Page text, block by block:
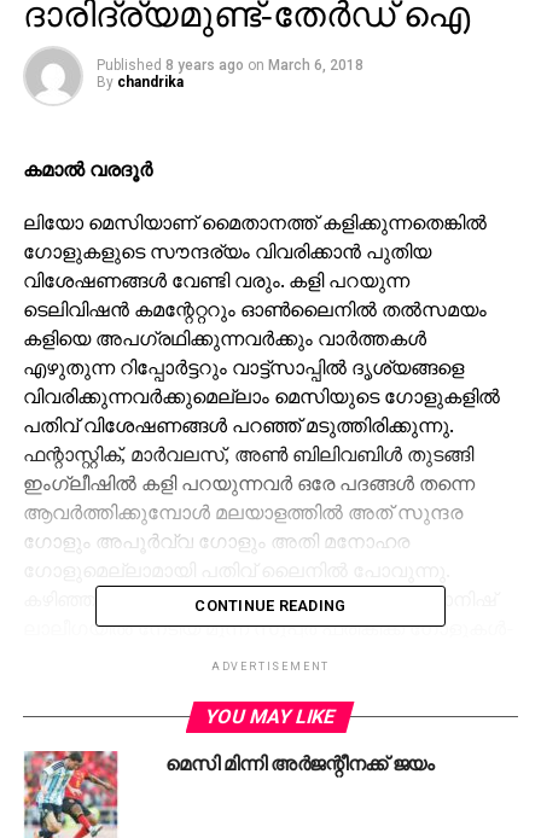
ദാരിദ്ര്യമുണ്ട്-തേര്‍ഡ് ഐ
Published 8 years ago on March 6, 2018
By chandrika
കമാല്‍ വരദൂര്‍
ലിയോ മെസിയാണ് മൈതാനത്ത് കളിക്കുന്നതെങ്കില്‍
ഗോളുകളുടെ സൗന്ദര്യം വിവരിക്കാന്‍ പുതിയ
വിശേഷണങ്ങള്‍ വേണ്ടി വരും. കളി പറയുന്ന
ടെലിവിഷന്‍ കമന്റേറ്ററും ഓണ്‍ലൈനില്‍ തല്‍സമയം
കളിയെ അപഗ്രഥിക്കുന്നവര്‍ക്കും വാര്‍ത്തകള്‍
എഴുതുന്ന റിപ്പോര്‍ട്ടറും വാട്ട്‌സാപ്പില്‍ ദൃശ്യങ്ങളെ
വിവരിക്കുന്നവര്‍ക്കുമെല്ലാം മെസിയുടെ ഗോളുകളില്‍
പതിവ് വിശേഷണങ്ങള്‍ പറഞ്ഞ് മടുത്തിരിക്കുന്നു.
ഫന്റാസ്റ്റിക്, മാര്‍വലസ്, അണ്‍ ബിലിവബിള്‍ തുടങ്ങി
ഇംഗ്ലീഷില്‍ കളി പറയുന്നവര്‍ ഒരേ പദങ്ങള്‍ തന്നെ
ആവര്‍ത്തിക്കുമ്പോള്‍ മലയാളത്തില്‍ അത് സുന്ദര
ഗോളും അപൂര്‍വ്വ ഗോളും അതി മനോഹര
കഴിഞ്ഞ ഒരാഴ്ച്ച മാത്രം എടുക്കു-അദ്ദേഹം സ്പാനിഷ്
ലാലീഗയില്‍ നേടിയ മൂന്ന് സൂപ്പര്‍ ഫ്രീകിക്ക് ഗോളുകള്‍-
എല്ലാം വിത്യസ്തം, ഒന്നിനൊന്ന് മഹത്തരം. ഏത്
മികവിനെ അളക്കാനാവുന്നില്ല. ജിറോനക്കെതിരായ
കമന്റേറ്റര്‍ പറഞ്ഞു- വാട്ട് എ ഗോള്‍…! ജിറോനയുടെ
പെനാല്‍ട്ടി ബോക്‌സിന് സമീപത്ത് നിന്നും മെസി
ഫ്രീകിക്ക് എടുക്കാന്‍ വരുമ്പോള്‍ മുന്നില്‍ എട്ട് പേരുടെ
CONTINUE READING
ADVERTISEMENT
YOU MAY LIKE
മെസി മിന്നി അര്‍ജന്റീനക്ക് ജയം